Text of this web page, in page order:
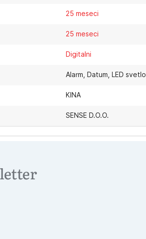
25 meseci
25 meseci
Digitalni
Alarm, Datum, LED svetlo
KINA
SENSE D.O.O.